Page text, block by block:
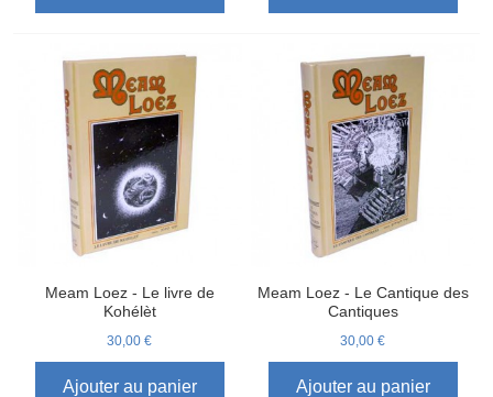
Meam Loez - Le livre de
Kohélèt
30,00 €
Ajouter au panier
Meam Loez - Le Cantique des
Cantiques
30,00 €
Ajouter au panier